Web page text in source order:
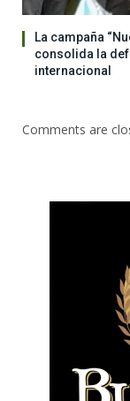
La campaña
consolida la
internacional
Comments are